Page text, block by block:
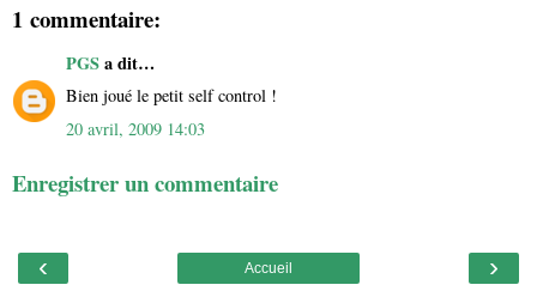
1 commentaire:
PGSa dit…
Bien joué le petit self control !
20 avril, 2009 14:03
Enregistrer un commentaire
‹ ›
Accueil